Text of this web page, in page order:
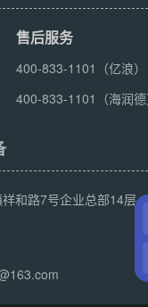
售后服务
400-833-1101（亿浪）
400-833-1101（海润德
和路7号企业总部14层